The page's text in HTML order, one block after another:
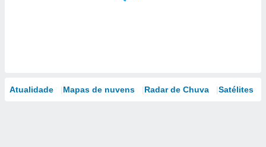
Atualidade Mapas de nuvens Radar de Chuva Satélites